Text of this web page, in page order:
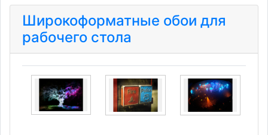
Широкоформатные обои для
рабочего стола